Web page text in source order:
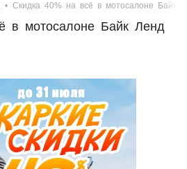
Скидка 40% на всё в мотосалоне Байк
в мотосалоне Байк Ленд